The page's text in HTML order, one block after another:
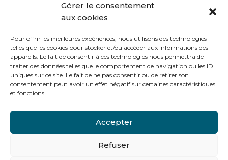
Gérer le consentement
aux cookies
Pour offrir les meilleures expériences, nous utilisons des technologies
telles que les cookies pour stocker et/ou accéder aux informations des
appareils. Le fait de consentir à ces technologies nous permettra de
traiter des données telles que le comportement de navigation ou les ID
uniques sur ce site. Le fait de ne pas consentir ou de retirer son
consentement peut avoir un effet négatif sur certaines caractéristiques
et fonctions.
Accepter
Refuser
Le vendredi :
de 8h à 12h30 et de 13h30 à 16h
Notre gamme pour les particuliers
Contactez-nous
Tél : + 33 (0)4 74 62 81 44